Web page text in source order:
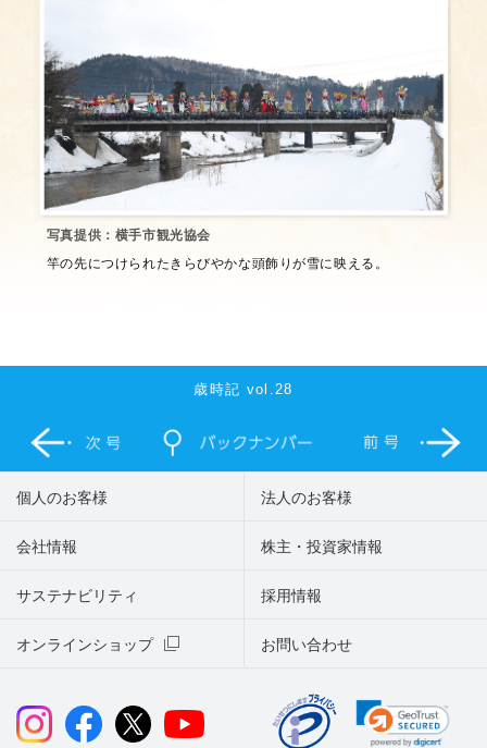
写真提供：横手市観光協会
竿の先につけられたきらびやかな頭飾りが雪に映える。
歳時記 vol.28
個人のお客様 法人のお客様
会社情報 株主・投資家情報
サステナビリティ
オンラインショップ お問い合わせ
採用情報